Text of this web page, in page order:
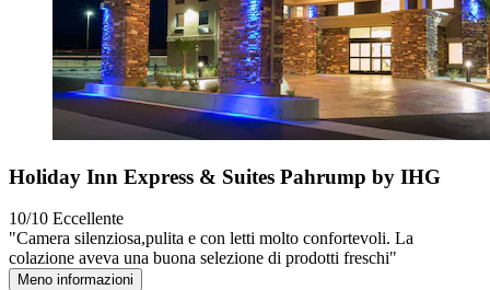
Holiday Inn Express & Suites Pahrump by IHG
10/10 Eccellente
"Camera silenziosa,pulita e con letti molto confortevoli. La
colazione aveva una buona selezione di prodotti freschi"
Meno informazioni